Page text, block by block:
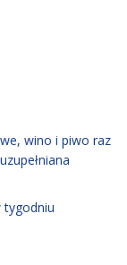
wino i piwo raz
tygodniu